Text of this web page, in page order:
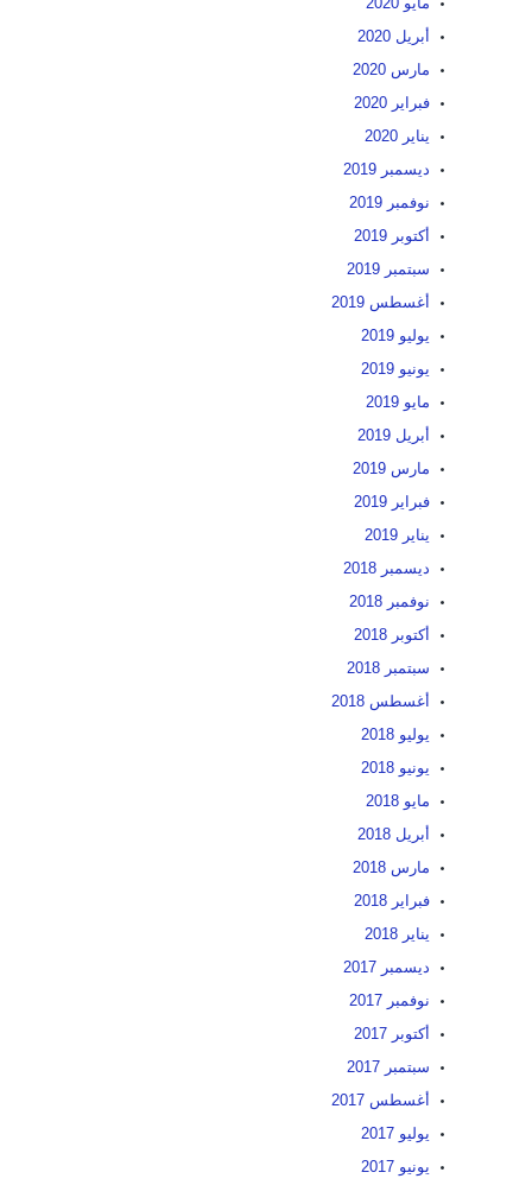
أبريل 2020
مارس 2020
فبراير 2020
يناير 2020
ديسمبر 2019
نوفمبر 2019
أكتوبر 2019
سبتمبر 2019
أغسطس 2019
يوليو 2019
يونيو 2019
مايو 2019
أبريل 2019
مارس 2019
فبراير 2019
يناير 2019
ديسمبر 2018
نوفمبر 2018
أكتوبر 2018
سبتمبر 2018
أغسطس 2018
يوليو 2018
يونيو 2018
مايو 2018
أبريل 2018
مارس 2018
فبراير 2018
يناير 2018
ديسمبر 2017
نوفمبر 2017
أكتوبر 2017
سبتمبر 2017
أغسطس 2017
يوليو 2017
يونيو 2017